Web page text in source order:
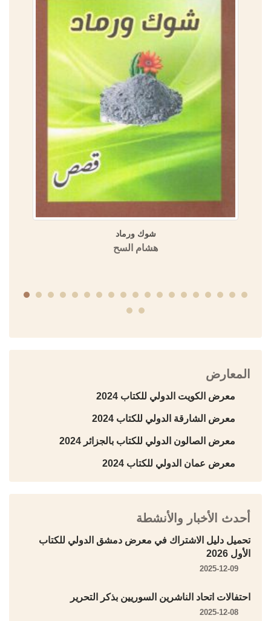
شوك ورماد
هشام السح
المعارض
معرض الكويت الدولي للكتاب 2024
معرض الشارقة الدولي للكتاب 2024
معرض الصالون الدولي للكتاب بالجزائر 2024
معرض عمان الدولي للكتاب 2024
أحدث الأخبار والأنشطة
تحميل دليل الاشتراك في معرض دمشق الدولي للكتاب
الأول 2026
2025-12-09
احتفالات اتحاد الناشرين السوريين بذكر التحرير
2025-12-08